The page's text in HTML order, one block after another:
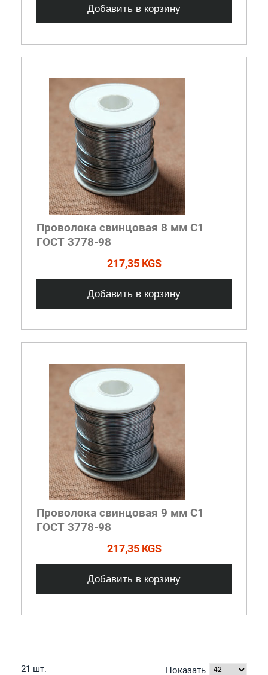
Добавить в корзину
Проволока свинцовая 8 мм С1
ГОСТ 3778-98
217,35 KGS
Добавить в корзину
Проволока свинцовая 9 мм С1
ГОСТ 3778-98
217,35 KGS
Добавить в корзину
21 шт. Показать